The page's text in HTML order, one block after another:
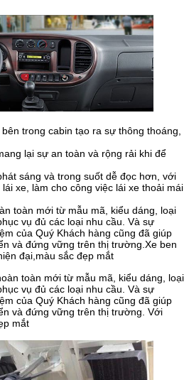
trong cabin tạo ra sự thông thoáng,
lại sự an toàn và rộng rải khi để
sáng và trong suốt dễ đọc hơn, với
xe, làm cho công việc lái xe thoải mái
toàn mới từ mẫu mã, kiểu dáng, loại
vụ đủ các loại nhu cầu. Và sự
của Quý Khách hàng cũng đã giúp
và đứng vững trên thị trường.Xe ben
đại,màu sắc đẹp mắt
toàn mới từ mẫu mã, kiểu dáng, loại
vụ đủ các loại nhu cầu. Và sự
của Quý Khách hàng cũng đã giúp
và đứng vững trên thị trường. Với
mắt